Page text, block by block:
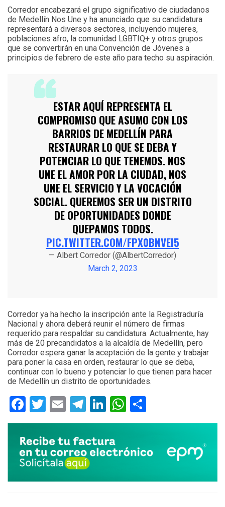
Corredor encabezará el grupo significativo de ciudadanos
de Medellín Nos Une y ha anunciado que su candidatura
representará a diversos sectores, incluyendo mujeres,
poblaciones afro, la comunidad LGBTIQ+ y otros grupos
que se convertirán en una Convención de Jóvenes a
principios de febrero de este año para techo su aspiración.
ESTAR AQUÍ REPRESENTA EL
COMPROMISO QUE ASUMO CON LOS
BARRIOS DE MEDELLÍN PARA
RESTAURAR LO QUE SE DEBA Y
POTENCIAR LO QUE TENEMOS. NOS
UNE EL AMOR POR LA CIUDAD, NOS
UNE EL SERVICIO Y LA VOCACIÓN
SOCIAL. QUEREMOS SER UN DISTRITO
DE OPORTUNIDADES DONDE
QUEPAMOS TODOS.
PIC.TWITTER.COM/FPX0BNVEI5
— Albert Corredor (@AlbertCorredor)
March 2, 2023
Corredor ya ha hecho la inscripción ante la Registraduría
Nacional y ahora deberá reunir el número de firmas
requerido para respaldar su candidatura. Actualmente, hay
más de 20 precandidatos a la alcaldía de Medellín, pero
Corredor espera ganar la aceptación de la gente y trabajar
para poner la casa en orden, restaurar lo que se deba,
continuar con lo bueno y potenciar lo que tienen para hacer
de Medellín un distrito de oportunidades.
Facebook
Twitter
EmailTelegram
LinkedIn
WhatsApp